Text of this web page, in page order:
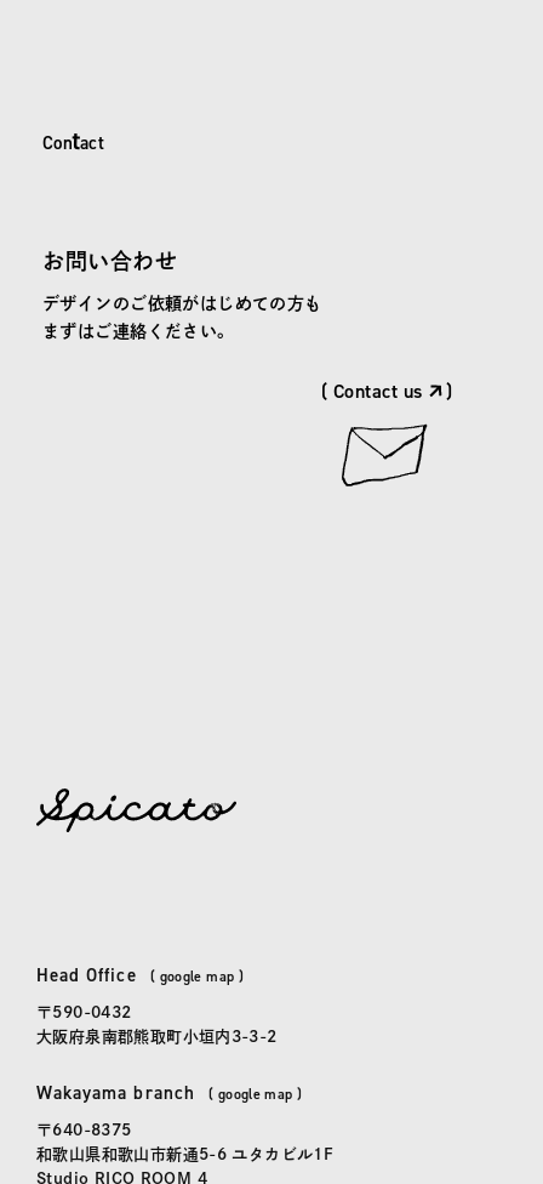
お問い合わせ
Contact
デザインのご依頼がはじめての方も
まずはご連絡ください。
( Contact us )
本社
Head Office ( google map )
〒590-0432
大阪府泉南郡熊取町小垣内3-3-2
和歌山事務所
Wakayama branch ( google map )
〒640-8375
和歌山県和歌山市新通5-6 ユタカビル1F
Studio RICO ROOM 4